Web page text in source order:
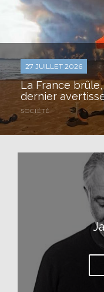
27 JUILLET 2026
La France
dernier
SOCIÉTÉ
Le déséquilibre
conséquence
l’espérance de
consacrer de